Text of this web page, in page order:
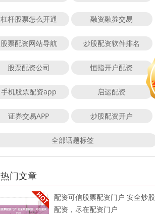
杠杆股票怎么开通 融资融券交易
股票配资网站导航 炒股配资软件排名
股票配资公司 恒指开户配资
手机股票配资app 启运配资
证券交易APP 炒股配资开户
全部话题标签
热门文章
配资可信股票配资门户 安全炒股
配资，尽在配资门户